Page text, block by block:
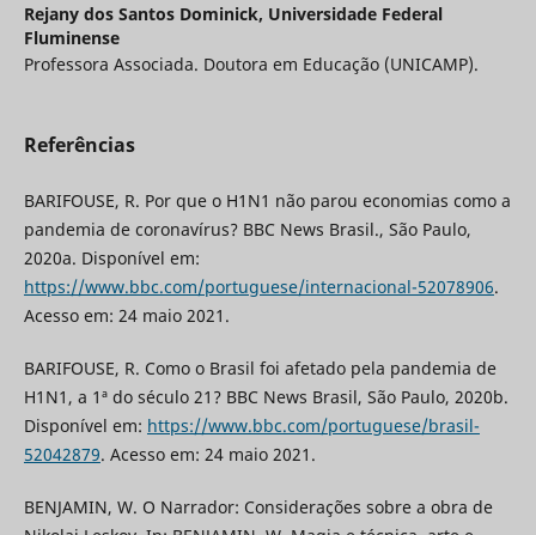
Rejany dos Santos Dominick, Universidade Federal
Fluminense
Professora Associada. Doutora em Educação (UNICAMP).
Referências
BARIFOUSE, R. Por que o H1N1 não parou economias como a
pandemia de coronavírus? BBC News Brasil., São Paulo,
2020a. Disponível em:
https://www.bbc.com/portuguese/internacional-52078906.
Acesso em: 24 maio 2021.
BARIFOUSE, R. Como o Brasil foi afetado pela pandemia de
H1N1, a 1ª do século 21? BBC News Brasil, São Paulo, 2020b.
Disponível em: https://www.bbc.com/portuguese/brasil-
52042879. Acesso em: 24 maio 2021.
BENJAMIN, W. O Narrador: Considerações sobre a obra de